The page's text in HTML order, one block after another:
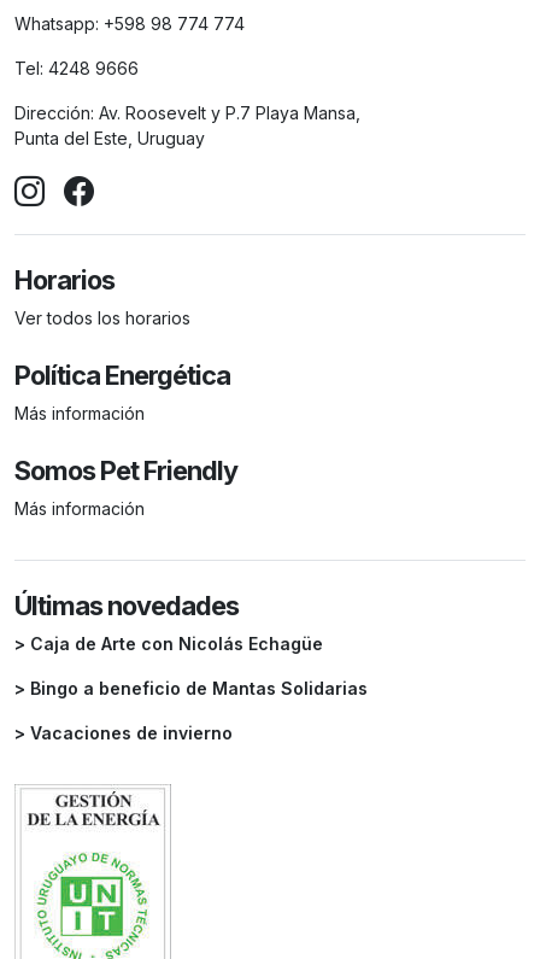
Whatsapp: +598 98 774 774
Tel: 4248 9666
Dirección: Av. Roosevelt y P.7 Playa Mansa,
Punta del Este, Uruguay
Horarios
Ver todos los horarios
Política Energética
Más información
Somos Pet Friendly
Más información
Últimas novedades
> Caja de Arte con Nicolás Echagüe
> Bingo a beneficio de Mantas Solidarias
> Vacaciones de invierno